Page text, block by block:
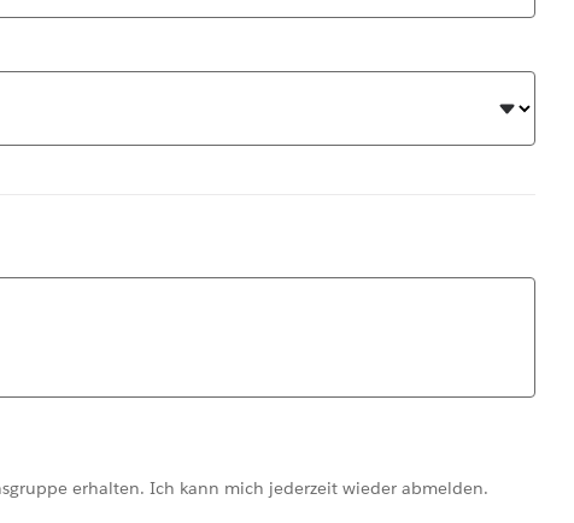
erhalten. Ich kann mich jederzeit wieder abmelden.